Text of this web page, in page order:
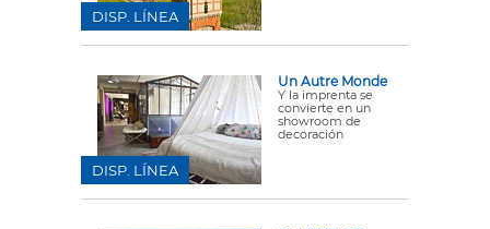
DISP. LÍNEA
Un Autre Monde
Y la imprenta se
convierte en un
showroom de
decoración
DISP. LÍNEA